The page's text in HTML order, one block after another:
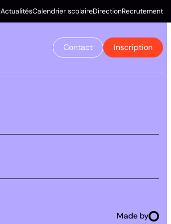
ActualitésCalendrier scolaireDirectionRecrutement
Contact Inscription
Made by